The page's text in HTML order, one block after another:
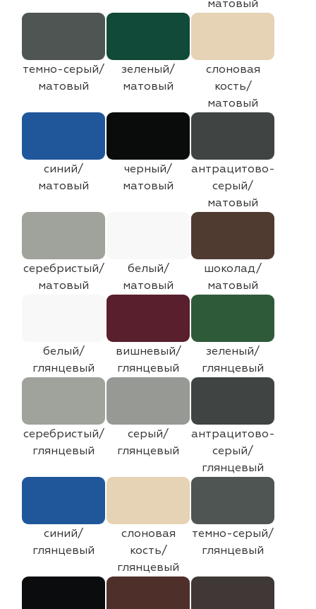
матовый
темно-серый/
матовый
зеленый/
матовый
слоновая
кость/
матовый
синий/
матовый
черный/
матовый
антрацитово-
серый/
матовый
серебристый/
матовый
белый/
матовый
шоколад/
матовый
белый/
глянцевый
вишневый/
глянцевый
зеленый/
глянцевый
серебристый/
глянцевый
серый/
глянцевый
антрацитово-
серый/
глянцевый
синий/
глянцевый
слоновая
кость/
глянцевый
темно-серый/
глянцевый